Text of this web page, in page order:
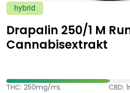
hybrid
Drapalin 250/1 M
Cannabisextrakt
THC: 250mg/mL CBD: